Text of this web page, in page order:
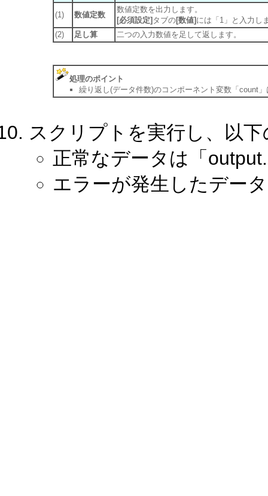
(1) 数値定数
数値定数を出力します。
[必須設定] タブの[数値] には「1」と入力し
(2)
足し算 二つの入力数値を足して返します。
処理のポイント
繰り返し(データ件数)のコンポーネント変数「count
スクリプトを実行し、以
正常なデータは「
エラーが発生したデー